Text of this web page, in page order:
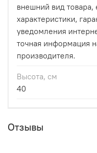
внешний вид
характеристики,
уведомления
точная информация
производителя.
Высота, см
40
Отзывы